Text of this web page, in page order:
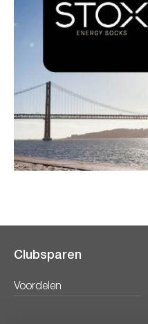
Clubsparen
Voordelen